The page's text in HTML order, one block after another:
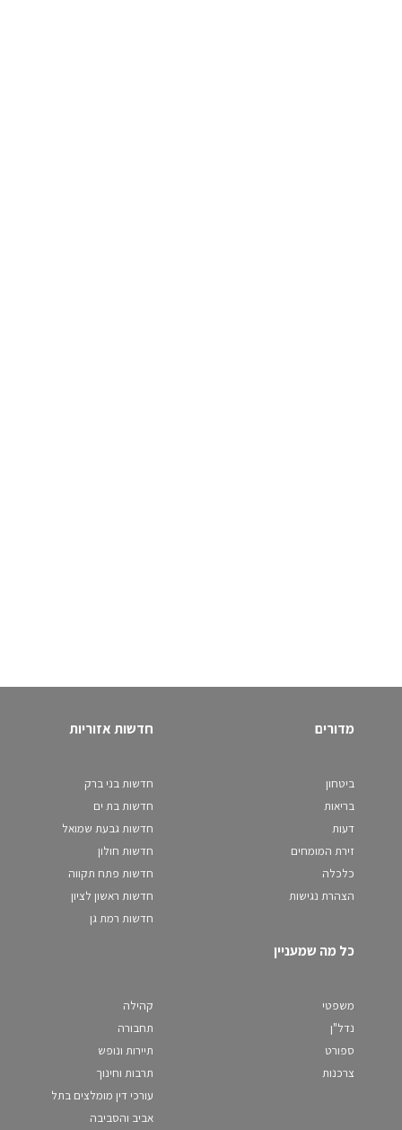
מדורים
ביטחון
בריאות
דעות
זירת המומחים
כלכלה
הצהרת נגישות
חדשות אזוריות
חדשות בני ברק
חדשות בת ים
חדשות גבעת שמואל
חדשות חולון
חדשות פתח תקווה
חדשות ראשון לציון
חדשות רמת גן
כל מה שמעניין
משפטי
נדל"ן
ספורט
צרכנות
קהילה
תחבורה
תיירות ונופש
תרבות וחינוך
עורכי דין מומלצים בתל
אביב והסביבה